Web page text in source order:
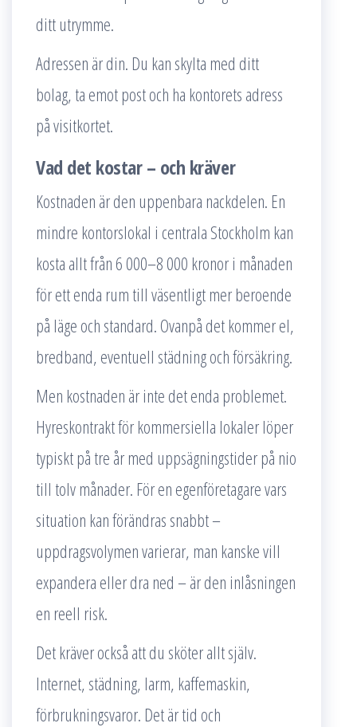
ditt utrymme.
Adressen är din. Du kan skylta med ditt
bolag, ta emot post och ha kontorets adress
på visitkortet.
Vad det kostar – och kräver
Kostnaden är den uppenbara nackdelen. En
mindre kontorslokal i centrala Stockholm kan
kosta allt från 6 000–8 000 kronor i månaden
för ett enda rum till väsentligt mer beroende
på läge och standard. Ovanpå det kommer el,
bredband, eventuell städning och försäkring.
Men kostnaden är inte det enda problemet.
Hyreskontrakt för kommersiella lokaler löper
typiskt på tre år med uppsägningstider på nio
till tolv månader. För en egenföretagare vars
situation kan förändras snabbt –
uppdragsvolymen varierar, man kanske vill
expandera eller dra ned – är den inlåsningen
en reell risk.
Det kräver också att du sköter allt själv.
Internet, städning, larm, kaffemaskin,
förbrukningsvaror. Det är tid och